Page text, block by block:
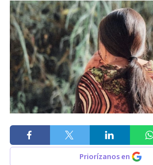
Priorízanos en